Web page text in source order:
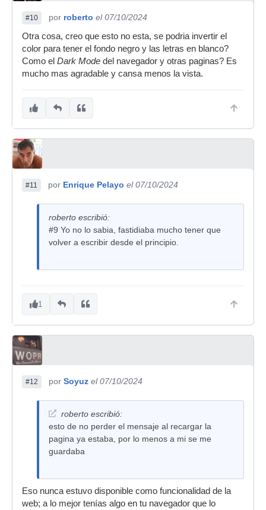
#10 por roberto el 07/10/2024
Otra cosa, creo que esto no esta, se podria invertir el
color para tener el fondo negro y las letras en blanco?
Como el Dark Mode del navegador y otras paginas? Es
mucho mas agradable y cansa menos la vista.
#11 por Enrique Pelayo el 07/10/2024
roberto escribió:
#9 Yo no lo sabia, fastidiaba mucho tener que
volver a escribir desde el principio.
1
#12 por Soyuz el 07/10/2024
roberto escribió:
esto de no perder el mensaje al recargar la
pagina ya estaba, por lo menos a mi se me
guardaba
Eso nunca estuvo disponible como funcionalidad de la
web; a lo mejor tenías algo en tu navegador que lo